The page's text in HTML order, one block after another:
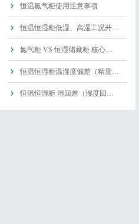
恒温氮气柜使用注意事项
恒温恒湿柜低湿、高湿工况开…
氮气柜 VS 恒湿储藏柜 核心…
恒温恒湿柜温湿度偏差（精度…
恒温恒湿柜 湿回差（湿度回…